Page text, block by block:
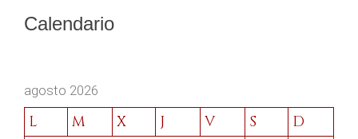
Calendario
agosto 2026
L M X J V S D